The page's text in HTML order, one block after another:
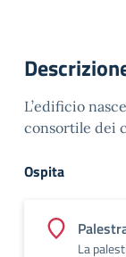
L’edificio
consortile dei
Ospita
La